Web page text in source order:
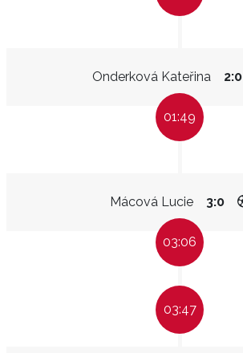
Onderková Kateřina 2:0
01:49
Mácová Lucie 3:0
03:06
03:47